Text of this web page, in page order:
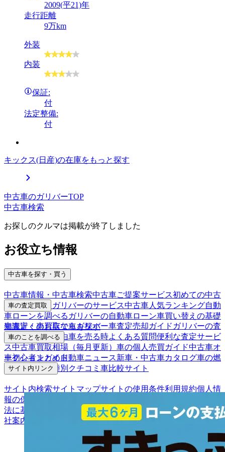
2009(平21)年
走行距離
9万km
外装
内装
保証:
付
法定整備:
付
キックス(日産)の在庫をもっと探す
中古車のガリバーTOP
中古車検索
お探しのクルマは掲載が終了しました
お役立ち情報
中古車を探す・買う
中古車情報・中古車検索中古車ご提案サービス初めての中古
車購入ガイド
ガリバーのサービス中古車人気ランキング自動
車ローンを調べる ガリバーの自動車ローン車買い替えの基礎
知識近くのお店で車を探す
車の査定買取
車査定・車買取ならガリバー車査定売却ガイド ガリバーの査
定が選ばれる理由車を売る時よくある質問便利な査定サービ
ス中古車買取相場（毎月更新） 車の個人売買ガイド中古車オ
ークションガイド
車のことを調べる
車初心者まとめ自動車ニュース新車・中古車カタログ車の燃
費を調べる車種別クチコミ 車比較サイト
サイト内リンク
サイト内検索サイトマップサイトの使用条件利用規約個人情
報の保護について
法に基づく表示
アフィリエイトパートナー募集お客様の声会
社案内